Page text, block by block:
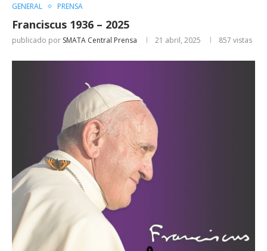
GENERAL PRENSA
Franciscus 1936 – 2025
publicado por SMATA Central Prensa 21 abril, 2025 857 vistas